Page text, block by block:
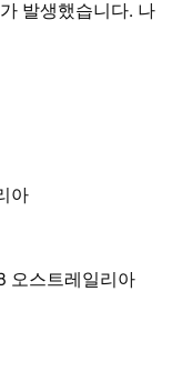
시원하게 더위를
에는 피크닉 장
산악자전거 네트
의 라이더를 위
생활의 번잡함에
발생했습니다. 나
아